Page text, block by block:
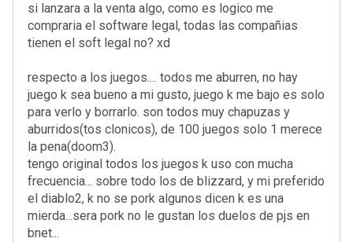
si lanzara a la venta algo, como es logico me
compraria el software legal, todas las compañias
tienen el soft legal no? xd
respecto a los juegos.... todos me aburren, no hay
juego k sea bueno a mi gusto, juego k me bajo es solo
para verlo y borrarlo. son todos muy chapuzas y
aburridos(tos clonicos), de 100 juegos solo 1 merece
la pena(doom3).
tengo original todos los juegos k uso con mucha
frecuencia... sobre todo los de blizzard, y mi preferido
el diablo2, k no se pork algunos dicen k es una
mierda...sera pork no le gustan los duelos de pjs en
bnet...